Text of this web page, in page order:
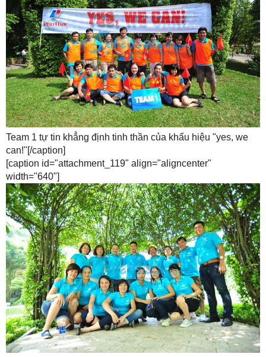
Team 1 tự tin khẳng định tinh thần của khẩu hiệu "yes, we
can!"[/caption]
[caption id="attachment_119" align="aligncenter"
width="640"]